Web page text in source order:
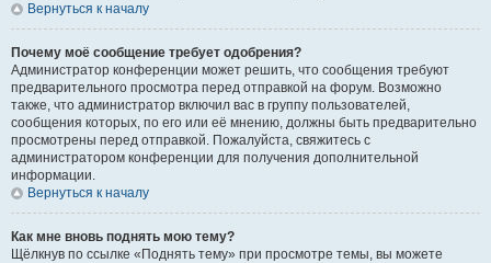
Вернуться к началу
Почему моё сообщение требует одобрения?
Администратор конференции может решить, что сообщения требуют
предварительного просмотра перед отправкой на форум. Возможно
также, что администратор включил вас в группу пользователей,
сообщения которых, по его или её мнению, должны быть предварительно
просмотрены перед отправкой. Пожалуйста, свяжитесь с
администратором конференции для получения дополнительной
информации.
Вернуться к началу
Как мне вновь поднять мою тему?
Щёлкнув по ссылке «Поднять тему» при просмотре темы, вы можете